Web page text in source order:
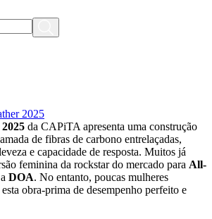
2025
da CAPiTA apresenta uma construção
de fibras de carbono entrelaçadas,
e capacidade de resposta. Muitos já
feminina da rockstar do mercado para All-
DOA. No entanto, poucas mulheres
obra-prima de desempenho perfeito e